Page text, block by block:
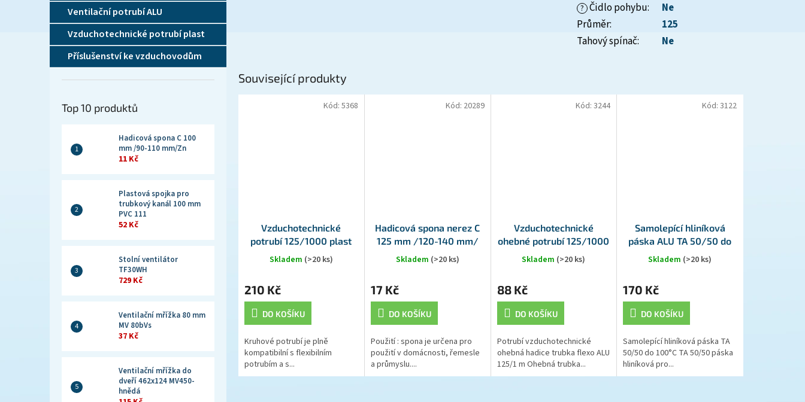
Ventilační potrubí ALU
Vzduchotechnické potrubí plast
Příslušenství ke vzduchovodům
Top 10 produktů
Hadicová spona C 100
mm /90-110 mm/Zn
11 Kč
Plastová spojka pro
trubkový kanál 100 mm
PVC 111
52 Kč
Stolní ventilátor
TF30WH
729 Kč
Ventilační mřížka 80 mm
MV 80bVs
37 Kč
Ventilační mřížka do
dveří 462x124 MV450-
hnědá
? Čidlo pohybu:
Ne
Průměr:
125
Tahový spínač: Ne
Související produkty
Vzduchotechnické
potrubí 125/1000 plast
Skladem (>20 ks)
210 Kč
DO KOŠÍKU
Kruhové potrubí je plně
kompatibilní s flexibilním
potrubím a s...
Kód: 5368
Hadicová spona nerez C
125 mm /120-140 mm/
Skladem (>20 ks)
17 Kč
DO KOŠÍKU
Použití : spona je určena pro
použití v domácnosti, řemesle
a průmyslu....
Kód: 20289
Vzduchotechnické
ohebné potrubí 125/1000
ALU
Skladem (>20 ks)
88 Kč
DO KOŠÍKU
Potrubí vzduchotechnické
ohebná hadice trubka flexo ALU
125/1 m Ohebná trubka...
Kód:3244
Samolepící hliníková
páska ALU TA 50/50 do
100 st.C
Skladem (>20 ks)
170 Kč
DO KOŠÍKU
Samolepící hliníková páska TA
50/50 do 100°C TA 50/50 páska
hliníková pro...
Kód: 3122